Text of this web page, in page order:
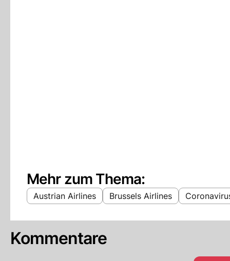
Mehr zum Thema:
Austrian Airlines Brussels Airlines
Kommentare